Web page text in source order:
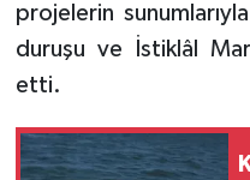
projelerin
duruşu ve İstiklâl
etti.